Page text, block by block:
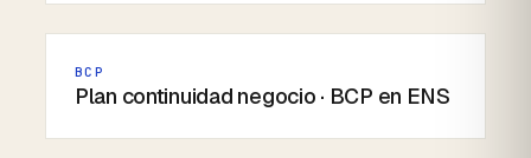
BCP
Plan continuidad negocio · BCP en ENS